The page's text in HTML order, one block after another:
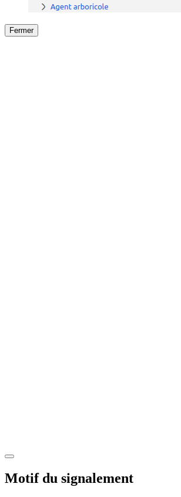
Fermer
Motif du signalement